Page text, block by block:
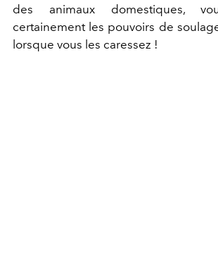
des animaux domestiques,
certainement les pouvoirs de
lorsque vous les caressez !